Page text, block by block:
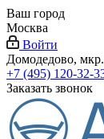
Ваш город
Москва
Войти
Домодедово,
+7 (495) 120-32-
Заказать звонок